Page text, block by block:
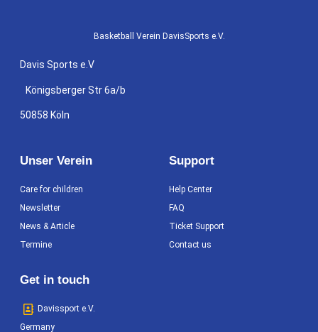
Basketball Verein DavisSports e.V.
Davis Sports e.V
Königsberger Str 6a/b
50858 Köln
Unser Verein
Care for children
Newsletter
News & Article
Termine
Support
Help Center
FAQ
Ticket Support
Contact us
Get in touch
Davissport e.V.
Germany